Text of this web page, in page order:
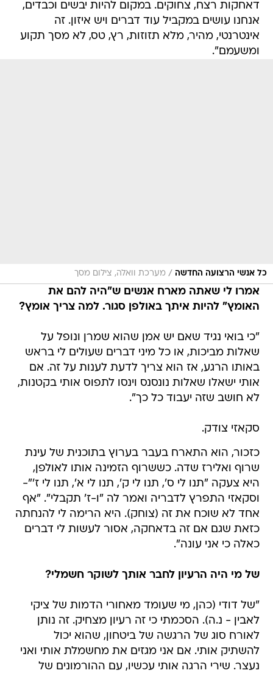
דאחקות רצח, צחוקים. במקום להיות יבשים וכבדים,
אנחנו עושים במקביל עוד דברים ויש איזון. זה
אינטרנטי, מהיר, מלא תזוזות, רץ, טס, לא מסך תקוע
ומשעמם".
כל אנשי הרצועה החדשה / מערכת וואלה, צילום מסך
אמרו לי שאתה מארח אנשים ש"היה להם את
האומץ" להיות איתך באולפן סגור. למה צריך אומץ?
"כי בואי נגיד שאם יש אמן שהוא שמרן ונופל על
שאלות מביכות, או כל מיני דברים שעולים לי בראש
באותו הרגע, אז הוא צריך לדעת לענות על זה. אם
אותי ישאלו שאלות נונסנס וינסו לתפוס אותי בקטנות,
לא חושב שזה יעבוד כל כך".
סקאזי צודק.
כזכור, הוא התארח בעבר בערוץ בתוכנית של עינת
שרוף ואלירז שדה. כששרוף הזמינה אותו לאולפן,
היא צעקה "תנו לי ס', תנו לי ק', תנו לי א', תנו לי ז'"-
וסקאזי התפרץ לדבריה ואמר לה "ו-ז' תקבלי". "אף
אחד לא שוכח את זה (צוחק). היא הרימה לי להנחתה
כזאת שגם אם זה בדאחקה, אסור לעשות לי דברים
כאלה כי אני עונה".
של מי היה הרעיון לחבר אותך לשוקר חשמלי?
"של דודי (כהן, מי שעומד מאחורי הדמות של ציקי
לאבין - נ.ה). הסכמתי כי זה רעיון מצחיק. זה נותן
לאורח סוג של הרגשה של ביטחון, שהוא יכול
להשתיק אותי. אם אני מגזים את מחשמלת אותי ואני
נעצר. שירי הרגה אותי עכשיו, עם ההורמונים של